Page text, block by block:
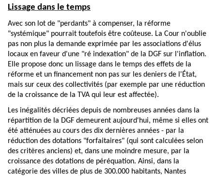
Lissage dans le temps
Avec son lot de "perdants" à compenser, la réforme
"systémique" pourrait toutefois être coûteuse. La Cour n'oublie
pas non plus la demande exprimée par les associations d'élus
locaux en faveur d'une "ré indexation" de la DGF sur l'inflation.
Elle propose donc un lissage dans le temps des effets de la
réforme et un financement non pas sur les deniers de l'État,
mais sur ceux des collectivités (par exemple par une réduction
de la croissance de la TVA qui leur est affectée).
Les inégalités décriées depuis de nombreuses années dans la
répartition de la DGF demeurent aujourd'hui, même si elles ont
été atténuées au cours des dix dernières années - par la
réduction des dotations "forfaitaires" (qui sont calculées selon
des critères anciens) et, dans une moindre mesure, par la
croissance des dotations de péréquation. Ainsi, dans la
catégorie des villes de plus de 300.000 habitants, Nantes